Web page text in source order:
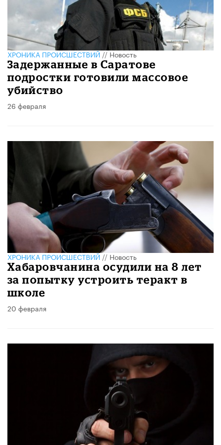
ХРОНИКА ПРОИСШЕСТВИЙ//Новость
Задержанные в Саратове
подростки готовили массовое
убийство
26 февраля
ХРОНИКА ПРОИСШЕСТВИЙ// Новость
Хабаровчанина осудили на 8 лет
за попытку устроить теракт в
школе
20 февраля